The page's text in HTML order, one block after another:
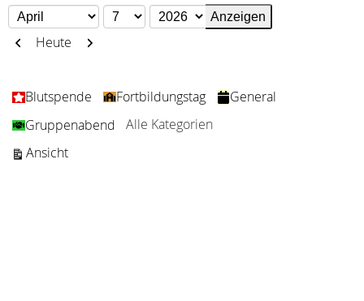
Monat
Tag
Jahr
Zurück
Heute Weiter
Kategorien
Blutspende Fortbildungstag
General
Gruppenabend
Alle Kategorien
Ansichtausdrucken